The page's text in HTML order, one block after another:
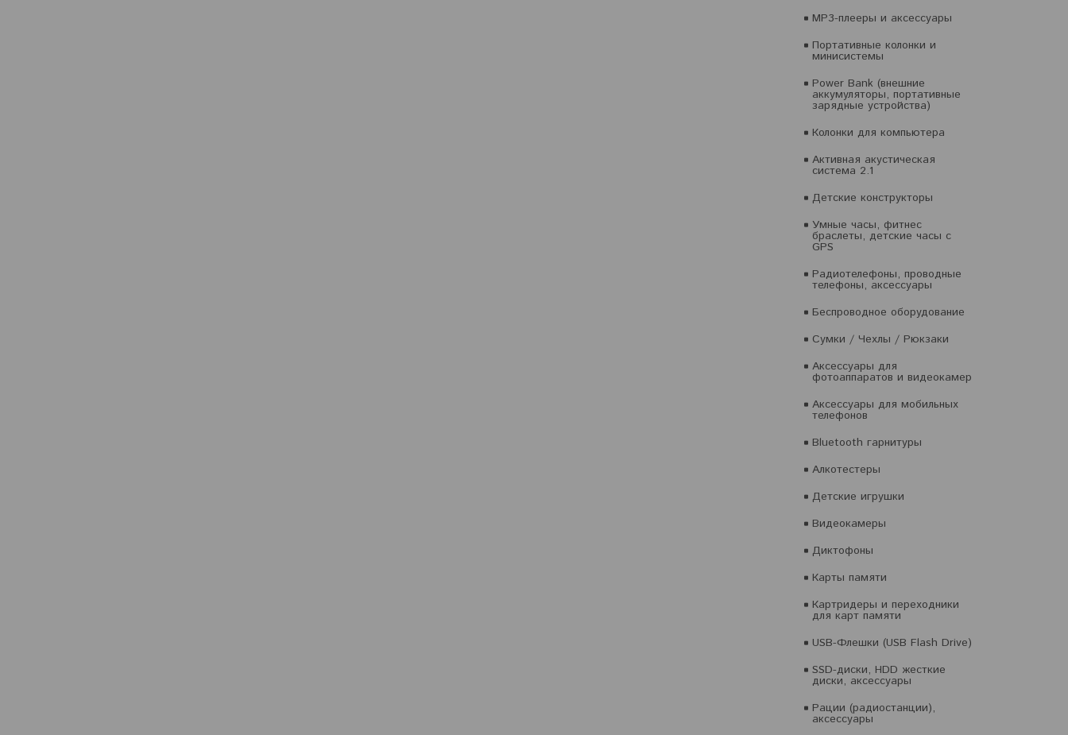
MP3-плееры и аксессуары
Портативные колонки и
минисистемы
Power Bank (внешние
аккумуляторы, портативные
зарядные устройства)
Колонки для компьютера
Активная акустическая
система 2.1
Детские конструкторы
Умные часы, фитнес
браслеты, детские часы с
GPS
Радиотелефоны, проводные
телефоны, аксессуары
Беспроводное оборудование
Сумки / Чехлы / Рюкзаки
Аксессуары для
фотоаппаратов и видеокамер
Аксессуары для мобильных
телефонов
Bluetooth гарнитуры
Алкотестеры
Детские игрушки
Видеокамеры
Диктофоны
Карты памяти
Картридеры и переходники
для карт памяти
USB-Флешки (USB Flash Drive)
SSD-диски, HDD жесткие
диски, аксессуары
Рации (радиостанции),
аксессуары